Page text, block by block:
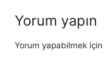
Yorum yapın
Yorum yapabilmek için